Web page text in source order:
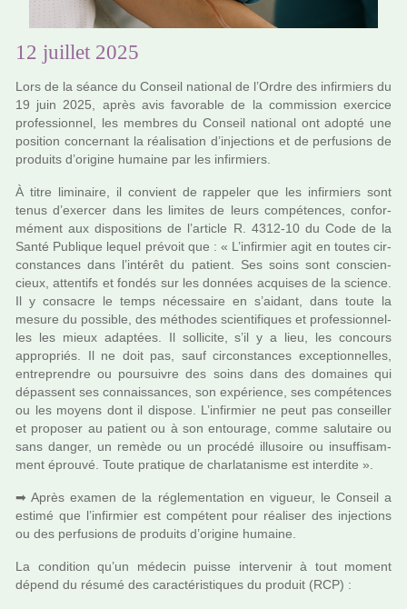
12 juillet 2025
Lors de la séance du Conseil natio­nal de l’Ordre des infir­miers du
19 juin 2025, après avis favo­ra­ble de la com­mis­sion exer­cice
pro­fes­sion­nel, les mem­bres du Conseil natio­nal ont adopté une
posi­tion concer­nant la réa­li­sa­tion d’injec­tions et de per­fu­sions de
pro­duits d’ori­gine humaine par les infir­miers.
À titre limi­naire, il convient de rap­pe­ler que les infir­miers sont
tenus d’exer­cer dans les limi­tes de leurs com­pé­ten­ces, confor­
mé­ment aux dis­po­si­tions de l’arti­cle R. 4312-10 du Code de la
Santé Publique lequel pré­voit que : « L’infir­mier agit en toutes cir­
cons­tan­ces dans l’inté­rêt du patient. Ses soins sont cons­cien­
cieux, atten­tifs et fondés sur les don­nées acqui­ses de la science.
Il y consa­cre le temps néces­saire en s’aidant, dans toute la
mesure du pos­si­ble, des métho­des scien­ti­fi­ques et pro­fes­sion­nel­
les les mieux adap­tées. Il sol­li­cite, s’il y a lieu, les concours
appro­priés. Il ne doit pas, sauf cir­cons­tan­ces excep­tion­nel­les,
entre­pren­dre ou pour­sui­vre des soins dans des domai­nes qui
dépas­sent ses connais­san­ces, son expé­rience, ses com­pé­ten­ces
ou les moyens dont il dis­pose. L’infir­mier ne peut pas conseiller
et pro­po­ser au patient ou à son entou­rage, comme salu­taire ou
sans danger, un remède ou un pro­cédé illu­soire ou insuf­fi­sam­
ment éprouvé. Toute pra­ti­que de char­la­ta­nisme est inter­dite ».
➡ Après examen de la régle­men­ta­tion en vigueur, le Conseil a
estimé que l’infir­mier est com­pé­tent pour réa­li­ser des injec­tions
ou des per­fu­sions de pro­duits d’ori­gine humaine.
La condi­tion qu’un méde­cin puisse inter­ve­nir à tout moment
dépend du résumé des carac­té­ris­ti­ques du pro­duit (RCP) :